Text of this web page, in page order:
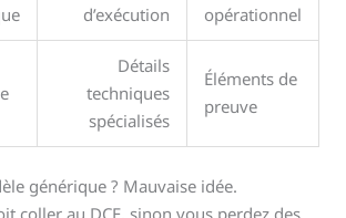
d’exécution
opérationnel
Détails
techniques
spécialisés
Éléments de
preuve
générique ? Mauvaise idée.
coller au DCE, sinon vous perdez des